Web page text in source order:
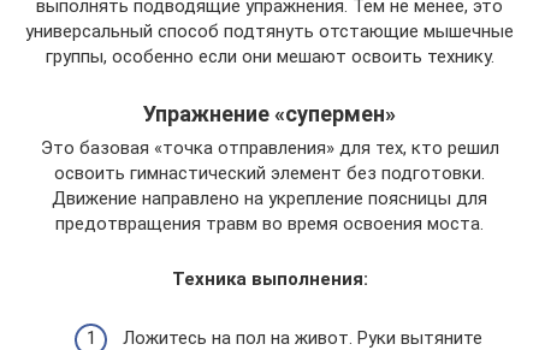
выполнять подводящие упражнения. Тем не менее, это
универсальный способ подтянуть отстающие мышечные
группы, особенно если они мешают освоить технику.
Упражнение «супермен»
Это базовая «точка отправления» для тех, кто решил
освоить гимнастический элемент без подготовки.
Движение направлено на укрепление поясницы для
предотвращения травм во время освоения моста.
Техника выполнения:
Ложитесь на пол на живот. Руки вытяните